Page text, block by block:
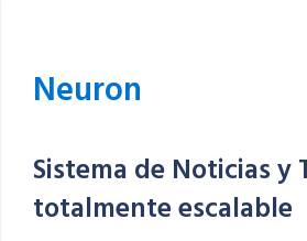
Neuron
Sistema de Noticias y
totalmente escalable